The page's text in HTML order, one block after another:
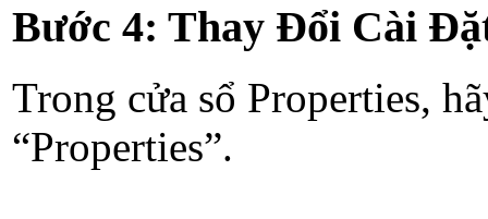
Bước 4: Thay Đổi Cài
Trong cửa sổ Properties,
“Properties”.